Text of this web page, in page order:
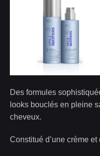
Des formules
looks bouclés en pleine
cheveux.
Constitué d’une crème et